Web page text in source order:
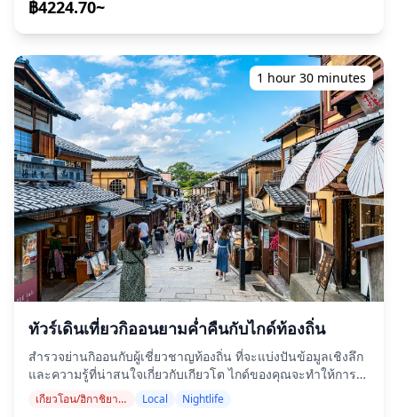
ถึงได้ด้วยรถเข็นหรือรถเข็นเด็ก ・อาหารถูกเตรียมในครัวที่ไม่
เกี่ยวข้องกับ MagicalTrip ดังนั้นเราไม่สามารถรับประกันตัว
เลือกปลอดสารก่อภูมิแพ้หรือรองรับข้อจำกัดทางอาหาร ・ทาง
เลือกอื่นอาจไม่มีให้ในบางจุดแวะ แต่เราพยายามเสนอ
ประสบการณ์ที่สมดุลตลอดทัวร์ ・ทารกควรนั่งบนตัก ![]
(https://assets.hldycdn.com/experiences/
![]
(https://assets.hldycdn.com/experiences/
![]
(https://assets.hldycdn.com/experiences/
![]
(https://assets.hldycdn.com/experiences/
![]
(https://assets.hldycdn.com/experiences/
มีเพียงคนท้องถิ่นเท่านั้นที่จะแบ่งปันได้ ◆บทนำ สัมผัสเสน่ห์อัน
แท้จริงของเกียวโต เมืองประวัติศาสตร์ ทิ้งหนังสือคู่มือไว้และเริ่ม
ต้นการผจญภัยที่แท้จริง สำรวจวัดที่เป็นสัญลักษณ์และย่าน
วัฒนธรรม ค้นพบย่านที่มีชีวิตชีวา อัญมณีที่ซ่อนอยู่ และสถานที่
สำคัญตลอดเส้นทาง ไกด์ของคุณจะสร้างเส้นทางส่วนตัวที่ปรับ
แต่งตามความสนใจของคุณ ให้คุณได้ดื่มด่ำกับวัฒนธรรมและ
เสน่ห์อันยาวนานของเมืองพร้อมเรื่องราวและข้อมูลเชิงลึกที่มี
เพียงคนท้องถิ่นเท่านั้นที่จะแบ่งปันได้ ・นี่คือทัวร์ส่วนตัวที่ปรับ
แต่งตามความสนใจและตารางเวลาของคุณ ・ไกด์ของคุณจะ
คัดสรรประสบการณ์และสำรวจเมืองไปพร้อมกับคุณ ◆รวมอยู่ใน
ราคา ・Private และ personalized walking experience led
by your local guide ・สามารถนัดพบที่โรงแรมสำหรับสถานที่
ใจกลางเมืองตามคำขอ ◆ไม่รวมในราคา ・อาหารและเครื่องดื่ม
・ค่าเข้าชมสถานที่ท่องเที่ยว/สิ่งอำนวยความสะดวกต่างๆ ・ค่า
ขนส่ง (ทัวร์นี้เป็นประสบการณ์การเดินเป็นหลัก อย่างไรก็ตาม
อาจใช้การขนส่งสาธารณะหากจำเป็นโดยมีค่าใช้จ่ายเพิ่มเติม)
◆กำหนดการ ■จุดนัดพบ: 📍Starbucks Coffee - Kyoto Sanjo-
คุณสามารถปรับจุดนัดพบให้เหมาะกับความต้องการของคุณ—
แค่แจ้งให้เราทราบหากคุณต้องการหารือเกี่ยวกับตัวเลือก! Here’s
a sample itinerary for your reference: ■Pontocho District
฿4224.70~
1 hour 30 minutes
ทัวร์เดินเที่ยวกิออนยามค่ำคืนกับไกด์ท้องถิ่น
สำรวจย่านกิออนกับผู้เชี่ยวชาญท้องถิ่น ที่จะแบ่งปันข้อมูลเชิงลึก
และความรู้ที่น่าสนใจเกี่ยวกับเกียวโต ไกด์ของคุณจะทำให้การ
สนทนาน่าสนใจและสนุกสนานตลอดทัวร์ ระหว่างทาง คุณจะได้
ไปยังเส้นทางที่ซ่อนอยู่และจุดที่ไม่ค่อยมีคนรู้จักซึ่งมีทิวทัศน์ที่
เกียวโอน/ฮิกาชิยามะ (วัดคิโยมิซุ, ศาลเจ้ายาซากะ, ศาลเจ้าเฮอัน) Local Nightlife